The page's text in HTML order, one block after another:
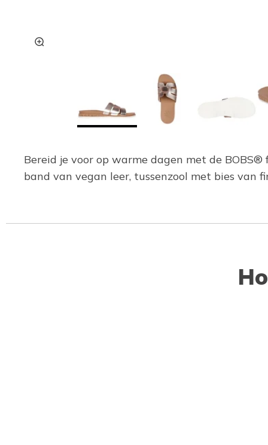
Bereid je voor op warme dagen met de
band van vegan leer, tussenzool met bies van